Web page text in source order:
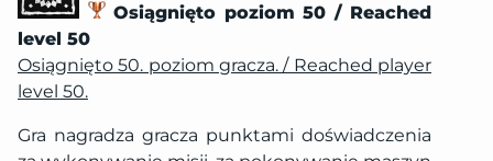
Osiągnięto poziom 50 / Reached
level 50
Osiągnięto 50. poziom gracza. / Reached player
level 50.
Gra nagradza gracza punktami doświadczenia